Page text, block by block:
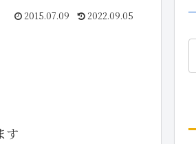
2015.07.09 2022.09.05
す